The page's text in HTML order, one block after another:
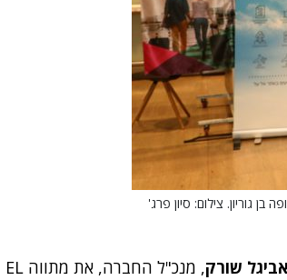
גוריון. צילום: סיון פרג'
אביגל שורק
, מנכ"ל החברה, את מתווה EL